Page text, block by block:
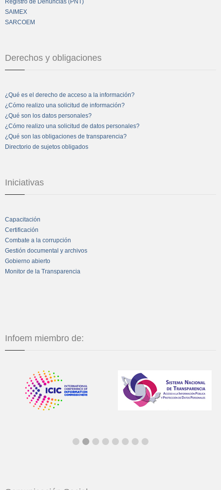
Registro de Denuncias (PNT)
SAIMEX
SARCOEM
Derechos y obligaciones
¿Qué es el derecho de acceso a la información?
¿Cómo realizo una solicitud de información?
¿Qué son los datos personales?
¿Cómo realizo una solicitud de datos personales?
¿Qué son las obligaciones de transparencia?
Directorio de sujetos obligados
Iniciativas
Capacitación
Certificación
Combate a la corrupción
Gestión documental y archivos
Gobierno abierto
Monitor de la Transparencia
Infoem miembro de: